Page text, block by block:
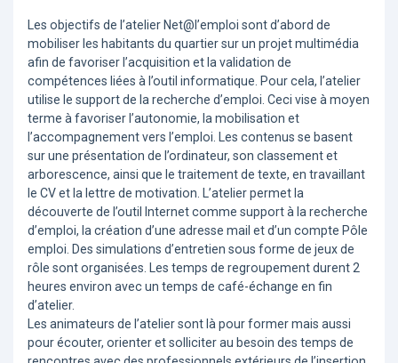
Les objectifs de l’atelier Net@l’emploi sont d’abord de
mobiliser les habitants du quartier sur un projet multimédia
afin de favoriser l’acquisition et la validation de
compétences liées à l’outil informatique. Pour cela, l’atelier
utilise le support de la recherche d’emploi. Ceci vise à moyen
terme à favoriser l’autonomie, la mobilisation et
l’accompagnement vers l’emploi. Les contenus se basent
sur une présentation de l’ordinateur, son classement et
arborescence, ainsi que le traitement de texte, en travaillant
le CV et la lettre de motivation. L’atelier permet la
découverte de l’outil Internet comme support à la recherche
d’emploi, la création d’une adresse mail et d’un compte Pôle
emploi. Des simulations d’entretien sous forme de jeux de
rôle sont organisées. Les temps de regroupement durent 2
heures environ avec un temps de café-échange en fin
d’atelier.
Les animateurs de l’atelier sont là pour former mais aussi
pour écouter, orienter et solliciter au besoin des temps de